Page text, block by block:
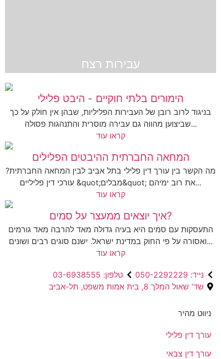
עבירות רצח
הימורים בלתי חוקיים - היבט פלילי
בניגוד לרוב רובן של העבירות הפליליות, שבהן אין חולק על כך
שביצוען מהווה גם עבירה מוסרית והתנהגות פסולה...
קראו עוד
המחאה החברתית ההיבטים הפלילים
מה הקשר בין עורך דין פלילי בתל אביב לבין המחאה החברתית?
עורכי דין פליליים &quot;מבלים&quot; את רוב ימיהם...
קראו עוד
איך יוצאים ממעצר על סמים?
התעסקות עם סמים היא בעיה גדולה מאד להרבה מאד גורמים
ואסורה על פי החוק במדינת ישראל. ישנם סוגים רבים ושונים...
קראו עוד
נייד: 050-2292229
טלפון: 03-6938555
שד' שאול המלך 8, בית אמות משפט, תל-אביב
ניווט מהיר
עורך דין פלילי
עורך דין צבאי